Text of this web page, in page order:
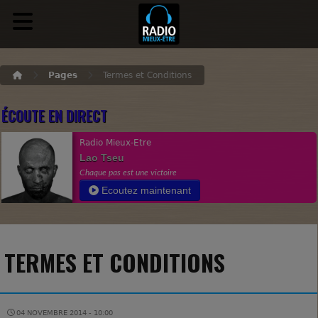
Pages Termes et Conditions
ÉCOUTE EN DIRECT
Radio Mieux-Etre
Lao Tseu
Chaque pas est une victoire
Ecoutez maintenant
TERMES ET CONDITIONS
04 NOVEMBRE 2014 - 10:00